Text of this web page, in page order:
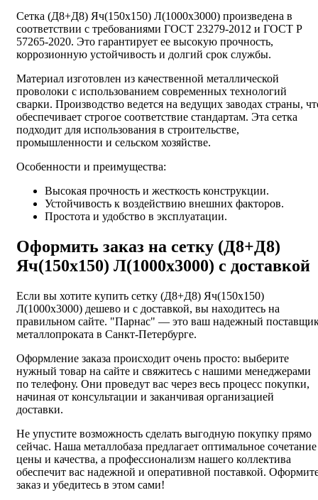
Сетка (Д8+Д8) Яч(150х150) Л(1000х3000) произведена в
соответствии с требованиями ГОСТ 23279-2012 и ГОСТ Р
57265-2020. Это гарантирует ее высокую прочность,
коррозионную устойчивость и долгий срок службы.
Материал изготовлен из качественной металлической
проволоки с использованием современных технологий
сварки. Производство ведется на ведущих заводах страны,
обеспечивает строгое соответствие стандартам. Эта сетка
подходит для использования в строительстве,
промышленности и сельском хозяйстве.
Особенности и преимущества:
Высокая прочность и жесткость конструкции.
Устойчивость к воздействию внешних факторов.
Простота и удобство в эксплуатации.
Оформить заказ на сетку (Д8+Д8)
Яч(150х150) Л(1000х3000) с доставкой
Если вы хотите купить сетку (Д8+Д8) Яч(150х150)
Л(1000х3000) дешево и с доставкой, вы находитесь на
правильном сайте. "Парнас" — это ваш надежный
металлопроката в Санкт-Петербурге.
Оформление заказа происходит очень просто: выберите
нужный товар на сайте и свяжитесь с нашими менеджерами
по телефону. Они проведут вас через весь процесс покупки,
начиная от консультации и заканчивая организацией
доставки.
Не упустите возможность сделать выгодную покупку прямо
сейчас. Наша металлобаза предлагает оптимальное сочетание
цены и качества, а профессионализм нашего коллектива
обеспечит вас надежной и оперативной поставкой.
заказ и убедитесь в этом сами!